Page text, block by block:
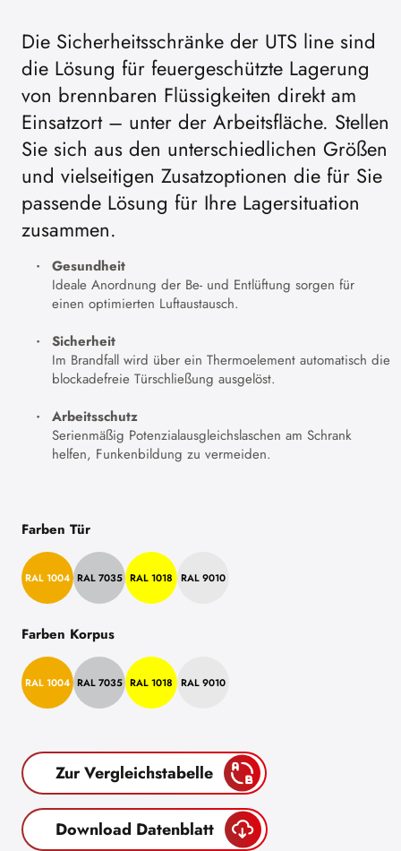
Die Sicherheitsschränke der UTS line sind
die Lösung für feuergeschützte Lagerung
von brennbaren Flüssigkeiten direkt am
Einsatzort – unter der Arbeitsfläche. Stellen
Sie sich aus den unterschiedlichen Größen
und vielseitigen Zusatzoptionen die für Sie
passende Lösung für Ihre Lagersituation
zusammen.
Gesundheit
Ideale Anordnung der Be- und Entlüftung sorgen für
einen optimierten Luftaustausch.
Sicherheit
Im Brandfall wird über ein Thermoelement automatisch die
blockadefreie Türschließung ausgelöst.
Arbeitsschutz
Serienmäßig Potenzialausgleichslaschen am Schrank
helfen, Funkenbildung zu vermeiden.
Farben Tür
RAL 1004 RAL 7035 RAL 1018 RAL 9010
Farben Korpus
RAL 1004 RAL 7035 RAL 1018 RAL 9010
Zur Vergleichstabelle
Download Datenblatt